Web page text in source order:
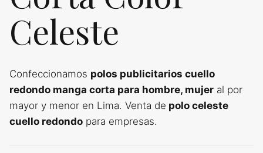
Celeste
Confeccionamos polos publicitarios cuello
redondo manga corta para hombre, mujer al por
mayor y menor en Lima. Venta de polo celeste
cuello redondo para empresas.